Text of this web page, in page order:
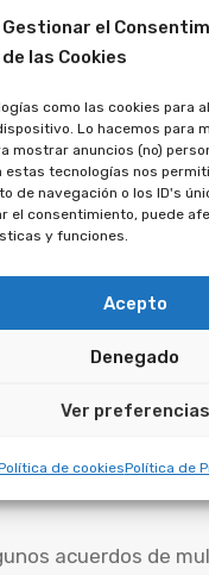
Gestionar el
de las Cookies
como las cookies para
Lo hacemos para
mostrar anuncios (no)
estas tecnologías nos
de navegación o los ID's
el consentimiento, puede
y funciones.
Acepto
Denegado
Ver preferencias
de cookiesPolítica de
derecho a
lo que
y
pagos
no explicaron
reclamaciones. Si
tu caso, es hora de
acuerdos de